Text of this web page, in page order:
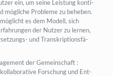
ein, um sei­ne Leis­tung kon­ti­
mög­li­che Pro­ble­me zu behe­ben.
es dem Modell, sich
der Nut­zer zu ler­nen,
und Tran­skrip­ti­ons­fä­
der Gemein­schaft :
For­schung und Ent­